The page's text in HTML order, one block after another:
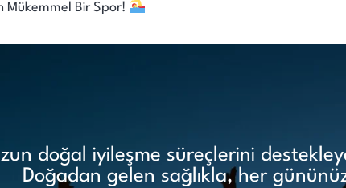
Mükemmel Bir Spor!
doğal iyileşme süreçlerini
Doğadan gelen sağlıkla, her